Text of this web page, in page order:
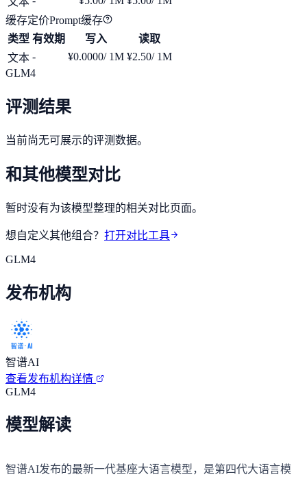
缓存定价Prompt缓存
类型 有效期 写入
读取
文本 - ¥0.0000/ 1M ¥2.50/ 1M
GLM4
评测结果
当前尚无可展示的评测数据。
和其他模型对比
暂时没有为该模型整理的相关对比页面。
想自定义其他组合？ 打开对比工具
GLM4
发布机构
智谱AI
查看发布机构详情
GLM4
模型解读
智谱AI发布的最新一代基座大语言模型，是第四代大语言模